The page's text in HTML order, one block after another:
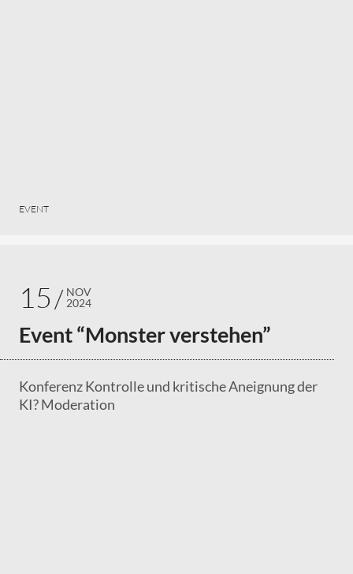
EVENT
15
NOV
2024
Event “Monster verstehen”
Konferenz Kontrolle und kritische Aneignung der
KI? Moderation